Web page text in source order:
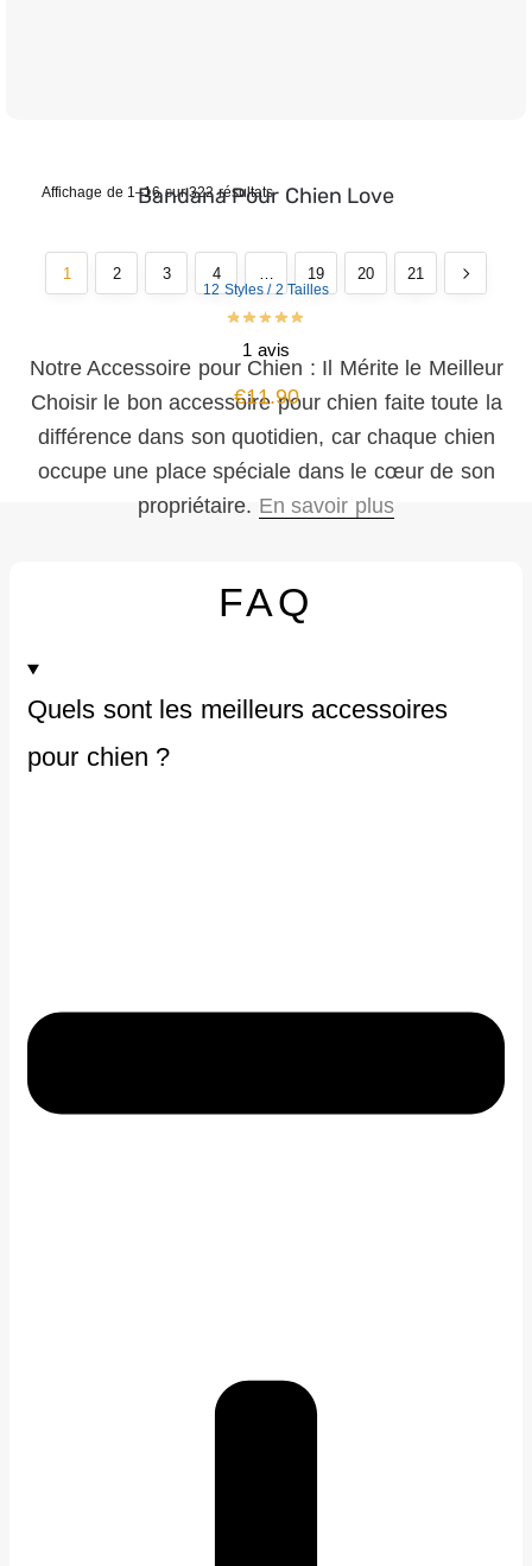
Notre Accessoire pour Chien : Il Mérite le Meilleur
Choisir le bon accessoire pour chien faite toute la
différence dans son quotidien, car chaque chien
occupe une place spéciale dans le cœur de son
propriétaire. En savoir plus
Bandana Pour Chien Love
12 Styles / 2 Tailles
1 avis
€11.90
Affichage de 1–16 sur 322 résultats
1 2 3 4 … 19 20 21
FAQ
Quels sont les meilleurs accessoires
pour chien ?